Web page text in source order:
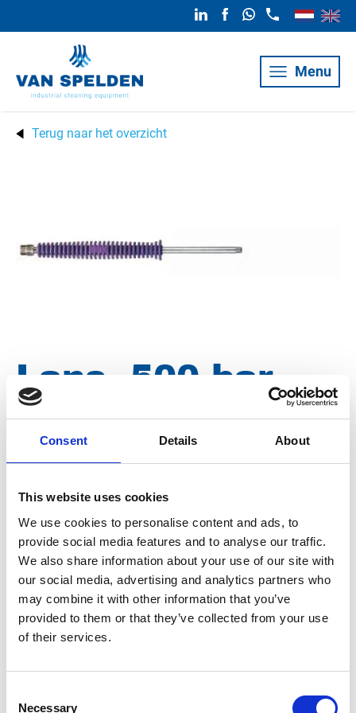
Consent Details About
This website uses cookies
We use cookies to personalise content and ads, to
provide social media features and to analyse our traffic.
We also share information about your use of our site with
our social media, advertising and analytics partners who
may combine it with other information that you’ve
provided to them or that they’ve collected from your use
of their services.
Necessary
Menu
Terug naar het overzicht
Lans, 500 bar,
155 ºC, M22
bu.dr. x ¼ bu.dr.
900 mm Z032
Merk Falch
Artikelnummer 021007260320000
Groep